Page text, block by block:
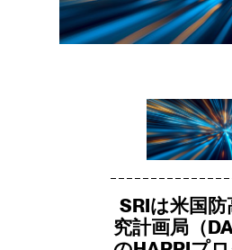
SRIは米国防
究計画局（